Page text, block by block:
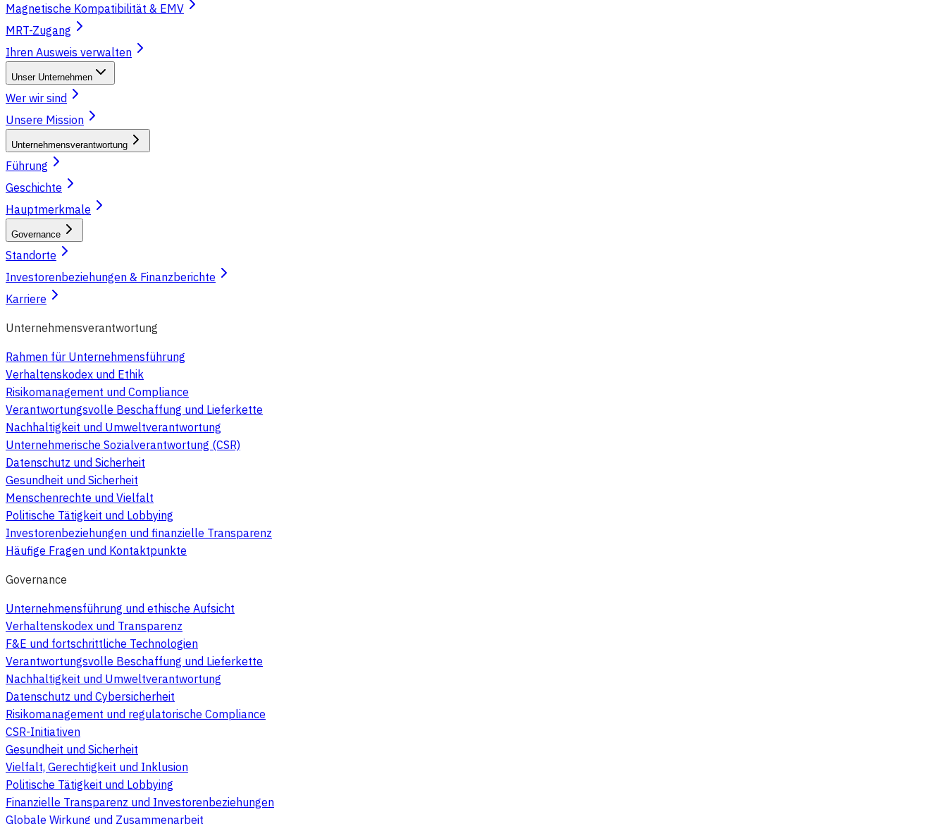
Magnetische Kompatibilität & EMV
MRT-Zugang
Ihren Ausweis verwalten
Unser Unternehmen
Wer wir sind
Unsere Mission
Unternehmensverantwortung
Führung
Geschichte
Hauptmerkmale
Governance
Standorte
Investorenbeziehungen & Finanzberichte
Karriere
Unternehmensverantwortung
Rahmen für Unternehmensführung
Verhaltenskodex und Ethik
Risikomanagement und Compliance
Verantwortungsvolle Beschaffung und Lieferkette
Nachhaltigkeit und Umweltverantwortung
Unternehmerische Sozialverantwortung (CSR)
Datenschutz und Sicherheit
Gesundheit und Sicherheit
Menschenrechte und Vielfalt
Politische Tätigkeit und Lobbying
Investorenbeziehungen und finanzielle Transparenz
Häufige Fragen und Kontaktpunkte
Governance
Unternehmensführung und ethische Aufsicht
Verhaltenskodex und Transparenz
F&E und fortschrittliche Technologien
Verantwortungsvolle Beschaffung und Lieferkette
Nachhaltigkeit und Umweltverantwortung
Datenschutz und Cybersicherheit
Risikomanagement und regulatorische Compliance
CSR-Initiativen
Gesundheit und Sicherheit
Vielfalt, Gerechtigkeit und Inklusion
Politische Tätigkeit und Lobbying
Finanzielle Transparenz und Investorenbeziehungen
Globale Wirkung und Zusammenarbeit